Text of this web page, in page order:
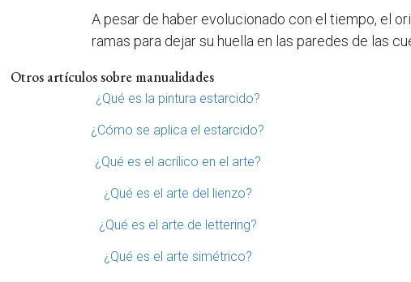
A pesar de haber evolucionado con el tiempo, el
ramas para dejar su huella en las paredes de las
Otros artículos sobre manualidades
¿Qué es la pintura estarcido?
¿Cómo se aplica el estarcido?
¿Qué es el acrílico en el arte?
¿Qué es el arte del lienzo?
¿Qué es el arte de lettering?
¿Qué es el arte simétrico?